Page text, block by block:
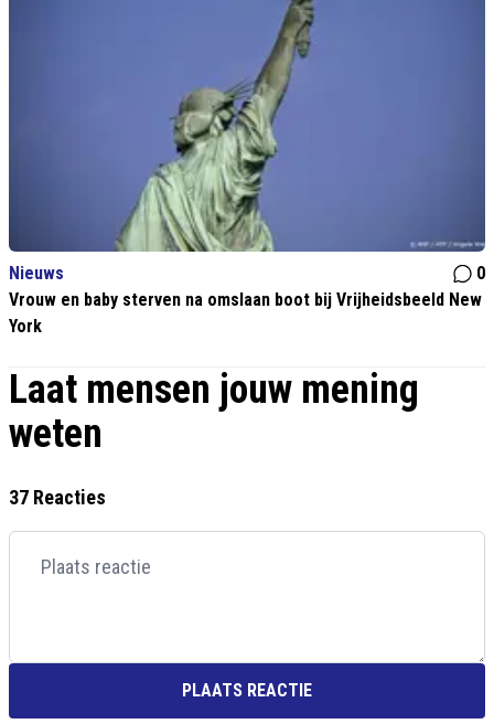
Nieuws
0
Vrouw en baby sterven na omslaan boot bij Vrijheidsbeeld New
York
Laat mensen jouw mening
weten
37 Reacties
PLAATS REACTIE